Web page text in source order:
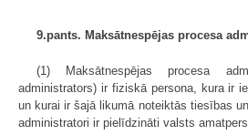
9.pants. Maksātnespējas procesa
(1) Maksātnespējas procesa
administrators) ir fiziskā persona, kura ir
un kurai ir šajā likumā noteiktās tiesības
administratori ir pielīdzināti valsts